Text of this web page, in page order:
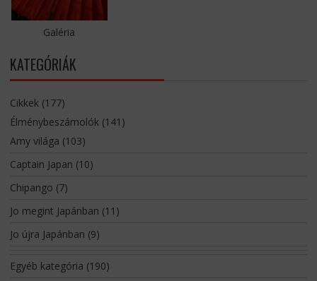
Galéria
KATEGÓRIÁK
Cikkek(177)
Élménybeszámolók(141)
Amy világa (103)
Captain Japan (10)
Chipango (7)
Jo megint Japánban (11)
Jo újra Japánban (9)
Egyéb kategória (190)